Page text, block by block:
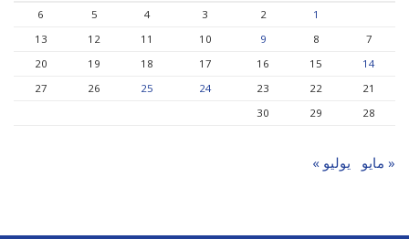
1
2
3
4
5
6
7
8
9
10
11
12
13
14
15
16
17
18
19
20
21
22
23
24
25
26
27
28
29
30
« مايو يوليو »